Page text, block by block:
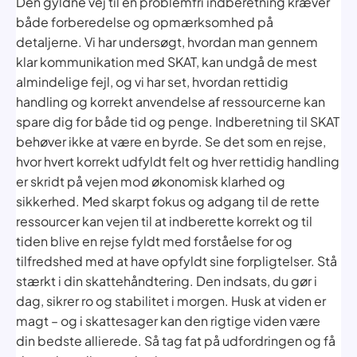
både forberedelse og opmærksomhed på
detaljerne. Vi har undersøgt, hvordan man gennem
klar kommunikation med SKAT, kan undgå de mest
almindelige fejl, og vi har set, hvordan rettidig
handling og korrekt anvendelse af ressourcerne kan
spare dig for både tid og penge. Indberetning til SKAT
behøver ikke at være en byrde. Se det som en rejse,
hvor hvert korrekt udfyldt felt og hver rettidig handling
er skridt på vejen mod økonomisk klarhed og
sikkerhed. Med skarpt fokus og adgang til de rette
ressourcer kan vejen til at indberette korrekt og til
tiden blive en rejse fyldt med forståelse for og
tilfredshed med at have opfyldt sine forpligtelser. Stå
stærkt i din skattehåndtering. Den indsats, du gør i
dag, sikrer ro og stabilitet i morgen. Husk at viden er
magt – og i skattesager kan den rigtige viden være
din bedste allierede. Så tag fat på udfordringen og få